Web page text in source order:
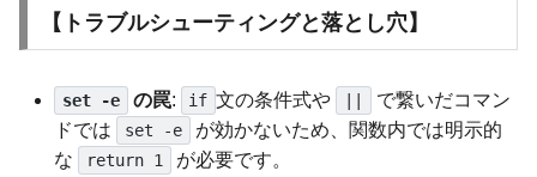
【トラブルシューティングと落とし穴】
set -e の罠: if 文の条件式や
で繋いだコマン
ドでは
set -e
が効かないため、関数内では明示的
な
return 1
が必要です。